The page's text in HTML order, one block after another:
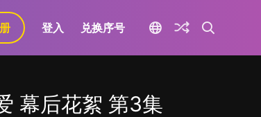
登入 兑换序号
幕后花絮 第3集